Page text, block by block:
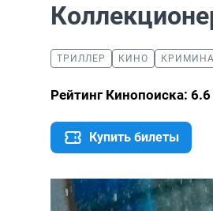
ТРИЛЛЕР КИНО
Рейтинг Кинопоиска: 6.6
Купить билеты